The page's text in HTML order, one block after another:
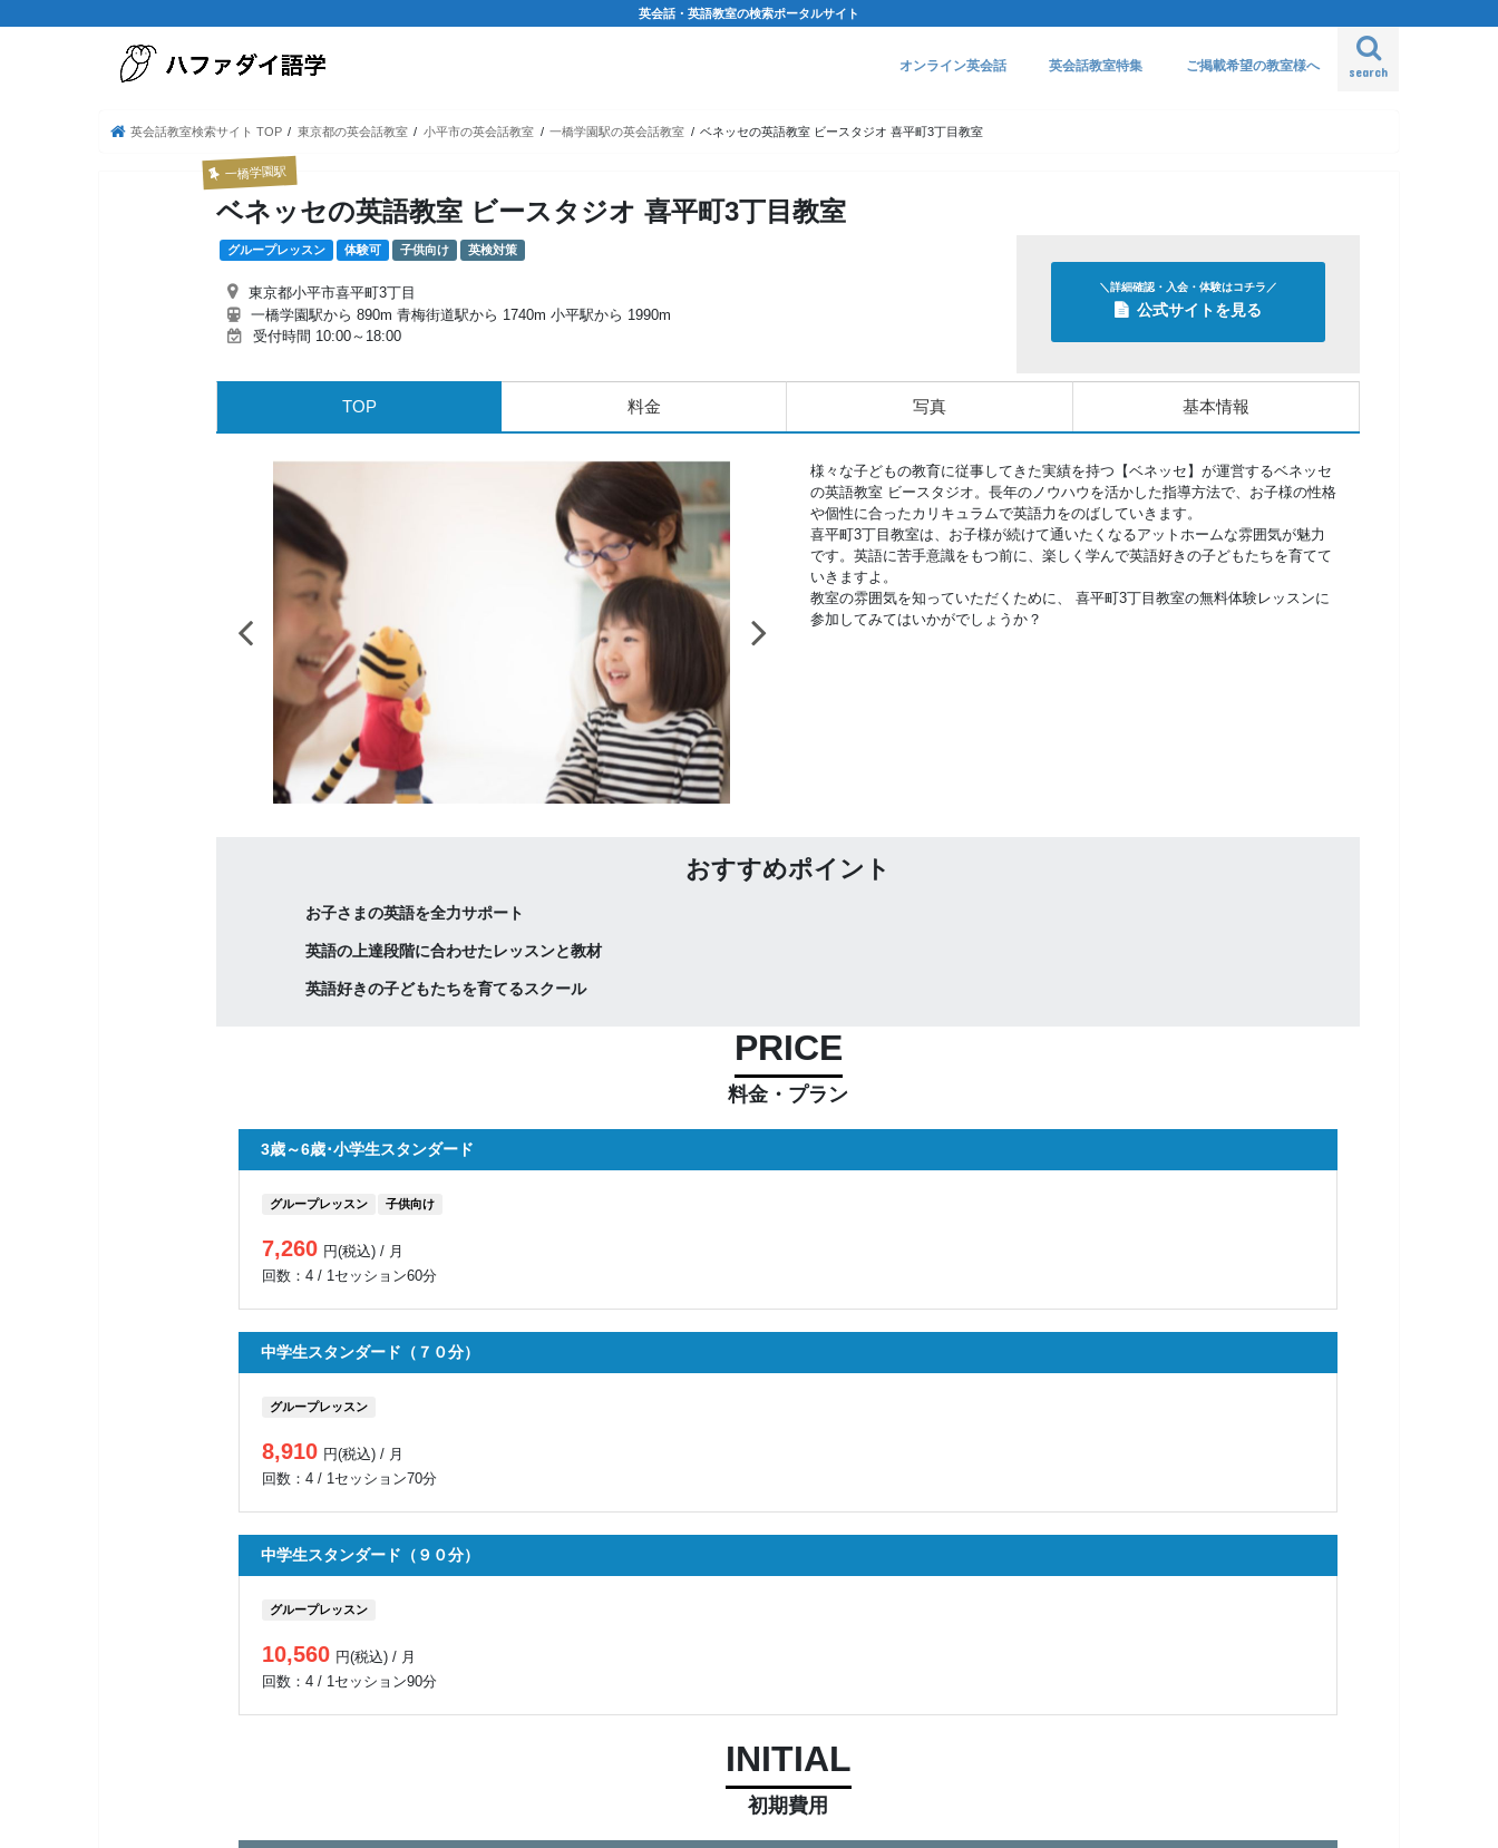
英会話・英語教室の検索ポータルサイト
search
オンライン英会話 英会話教室特集 ご掲載希望の教室様へ
英会話教室検索サイト TOP 東京都の英会話教室 小平市の英会話教室 一橋学園駅の英会話教室 ベネッセの英語教室 ビースタジオ 喜平町3丁目教室
一橋学園駅
ベネッセの英語教室 ビースタジオ 喜平町3丁目教室
グループレッスン 体験可 子供向け 英検対策
東京都小平市喜平町3丁目
一橋学園駅から 890m 青梅街道駅から 1740m 小平駅から 1990m
受付時間 10:00～18:00
＼詳細確認・入会・体験はコチラ／
公式サイトを見る
TOP 料金 写真 基本情報
様々な子どもの教育に従事してきた実績を持つ【ベネッセ】が運営するベネッセ
の英語教室 ビースタジオ。長年のノウハウを活かした指導方法で、お子様の性格
や個性に合ったカリキュラムで英語力をのばしていきます。
喜平町3丁目教室は、お子様が続けて通いたくなるアットホームな雰囲気が魅力
です。英語に苦手意識をもつ前に、楽しく学んで英語好きの子どもたちを育てて
いきますよ。
教室の雰囲気を知っていただくために、 喜平町3丁目教室の無料体験レッスンに
参加してみてはいかがでしょうか？
おすすめポイント
お子さまの英語を全力サポート
英語の上達段階に合わせたレッスンと教材
英語好きの子どもたちを育てるスクール
PRICE
料金・プラン
3歳～6歳･小学生スタンダード
グループレッスン 子供向け
7,260 円(税込) / 月
回数：4 / 1セッション60分
中学生スタンダード（７０分）
グループレッスン
8,910 円(税込) / 月
回数：4 / 1セッション70分
中学生スタンダード（９０分）
グループレッスン
10,560 円(税込) / 月
回数：4 / 1セッション90分
INITIAL
初期費用